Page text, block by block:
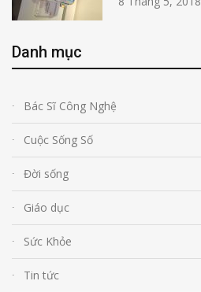
Danh mục
Bác Sĩ Công Nghệ
Cuộc Sống Số
Đời sống
Giáo dục
Sức Khỏe
Tin tức